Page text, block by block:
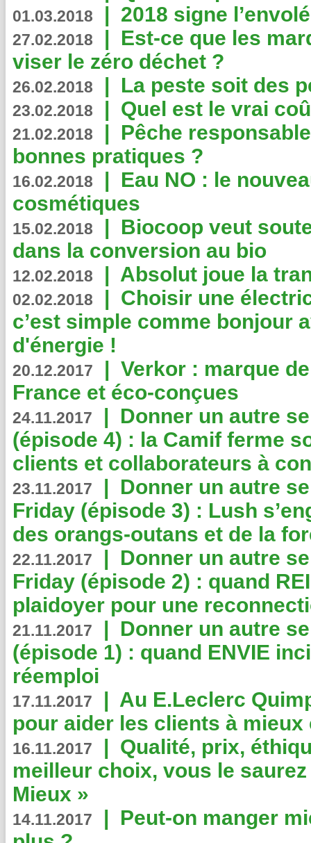
01.03.2018 | 2018 signe
27.02.2018 | Est-ce que les
viser le zéro déchet ?
26.02.2018 | La peste soit des
23.02.2018 | Quel est le vrai
21.02.2018 | Pêche
bonnes pratiques ?
16.02.2018 | Eau NO : le
cosmétiques
15.02.2018 | Biocoop veut
dans la conversion au bio
12.02.2018 | Absolut joue la
02.02.2018 | Choisir une
c’est simple comme bonjour
d'énergie !
20.12.2017 | Verkor : marque
France et éco-conçues
24.11.2017 | Donner un autre
(épisode 4) : la Camif ferme
clients et collaborateurs à
23.11.2017 | Donner un autre
Friday (épisode 3) : Lush
des orangs-outans et de la
22.11.2017 | Donner un autre
Friday (épisode 2) : quand
plaidoyer pour une
21.11.2017 | Donner un autre
(épisode 1) : quand ENVIE
réemploi
17.11.2017 | Au E.Leclerc
pour aider les clients à
16.11.2017 | Qualité, prix,
meilleur choix, vous le
Mieux »
14.11.2017 | Peut-on manger